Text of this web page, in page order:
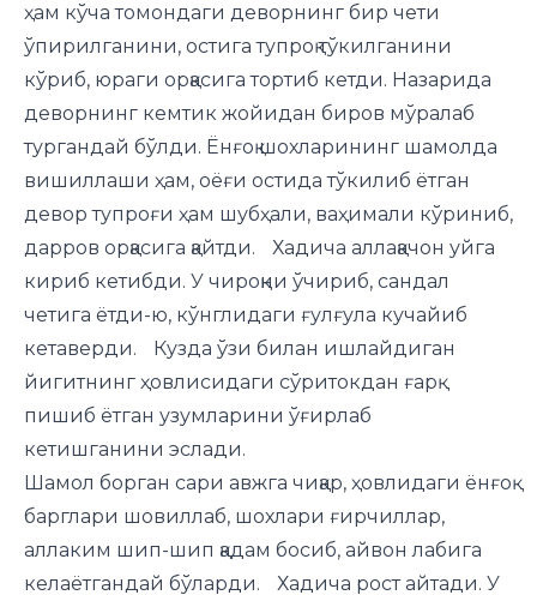
ҳам кўча томондаги деворнинг бир чети
ўпирилганини, остига тупроқ тўкилганини
кўриб, юраги орқасига тортиб кетди. Назарида
деворнинг кемтик жойидан биров мўралаб
тургандай бўлди. Ёнғоқ шохларининг шамолда
вишиллаши ҳам, оёғи остида тўкилиб ётган
девор тупроғи ҳам шубҳали, ваҳимали кўриниб,
дарров орқасига қайтди. Хадича аллақачон уйга
кириб кетибди. У чироқни ўчириб, сандал
четига ётди-ю, кўнглидаги ғулғула кучайиб
кетаверди. Кузда ўзи билан ишлайдиган
йигитнинг ҳовлисидаги сўритокдан ғарқ
пишиб ётган узумларини ўғирлаб
кетишганини эслади.
Шамол борган сари авжга чиқар, ҳовлидаги ёнғоқ
барглари шовиллаб, шохлари ғирчиллар,
аллаким шип-шип қадам босиб, айвон лабига
келаётгандай бўларди. Хадича рост айтади. У